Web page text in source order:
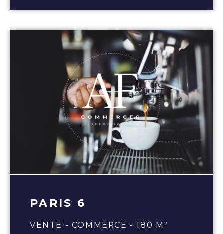
PARIS 6
VENTE - COMMERCE - 180 M²